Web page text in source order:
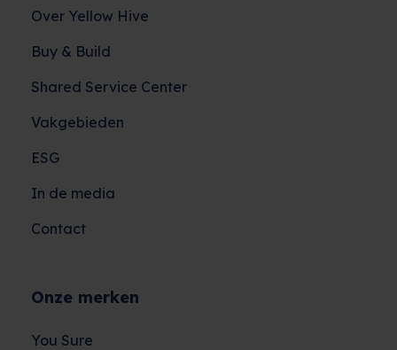
Over Yellow Hive
Buy & Build
Shared Service Center
Vakgebieden
ESG
In de media
Contact
Onze merken
You Sure